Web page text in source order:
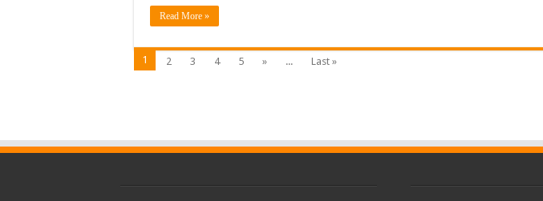
Read More »
1 2 3 4 5 » ... Last »